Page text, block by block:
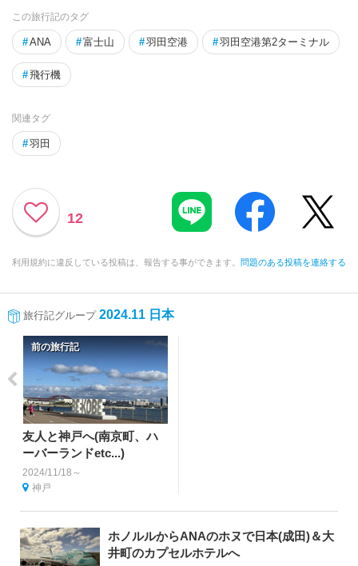
この旅行記のタグ
#ANA #富士山 #羽田空港 #羽田空港第2ターミナル
#飛行機
関連タグ
#羽田
12
利用規約に違反している投稿は、報告する事ができます。 問題のある投稿を連絡する
旅行記グループ 2024.11 日本
前の旅行記
友人と神戸へ(南京町、ハ
ーバーランドetc...)
2024/11/18～
神戸
ホノルルからANAのホヌで日本(成田)＆大
井町のカプセルホテルへ